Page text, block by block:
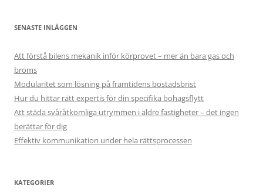
SENASTE INLÄGGEN
Att förstå bilens mekanik inför körprovet – mer än bara gas och
broms
Modularitet som lösning på framtidens bostadsbrist
Hur du hittar rätt expertis för din specifika bohagsflytt
Att städa svåråtkomliga utrymmen i äldre fastigheter – det ingen
berättar för dig
Effektiv kommunikation under hela rättsprocessen
KATEGORIER